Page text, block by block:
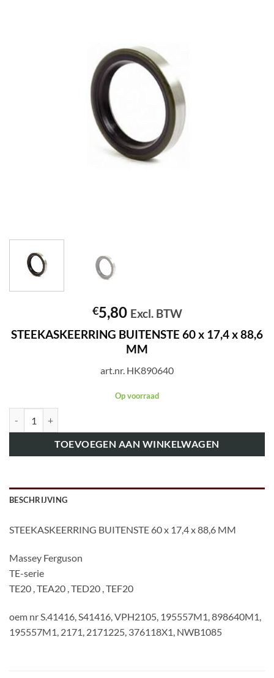
€5,80 Excl. BTW
STEEKASKEERRING BUITENSTE 60 x 17,4 x 88,6
MM
art.nr. HK890640
Op voorraad
TOEVOEGEN AAN WINKELWAGEN
BESCHRIJVING
STEEKASKEERRING BUITENSTE 60 x 17,4 x 88,6 MM
Massey Ferguson
TE-serie
TE20 , TEA20 , TED20 , TEF20
oem nr S.41416, S41416, VPH2105, 195557M1, 898640M1,
195557M1, 2171, 2171225, 376118X1, NWB1085